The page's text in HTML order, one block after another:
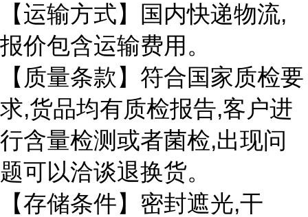
【运输方式】国内快递物流,
报价包含运输费用。
【质量条款】符合国家质检要
求,货品均有质检报告,客户进
行含量检测或者菌检,出现问
题可以洽谈退换货。
【存储条件】密封遮光,干